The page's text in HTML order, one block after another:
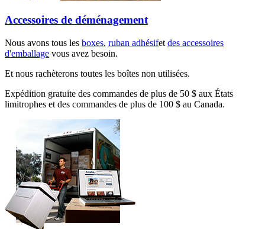
Accessoires de déménagement
Nous avons tous les boxes, ruban adhésifet des accessoires
d'emballage vous avez besoin.
Et nous rachèterons toutes les boîtes non utilisées.
Expédition gratuite des commandes de plus de 50 $ aux États
limitrophes et des commandes de plus de 100 $ au Canada.